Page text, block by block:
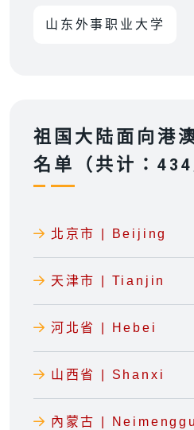
山东外事职业大学
祖国大陆面向港
名单（共计：434
北京市 | Beijing
天津市 | Tianjin
河北省 | Hebei
山西省 | Shanxi
內蒙古 | Neimenggu